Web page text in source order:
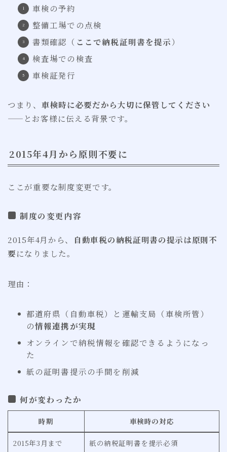
車検の予約
整備工場での点検
書類確認（ ここで納税証明書を提示）
検査場での検査
車検証発行
つまり、 車検時に必要だから大切に保管してください
——とお客様に伝える背景です。
2015年4月から原則不要に
ここが重要な制度変更です。
制度の変更内容
2015年4月から、
自動車税の納税証明書の提示は原則不
要になりました。
理由：
都道府県（自動車税）と運輸支局（車検所管）
の情報連携が実現
オンラインで納税情報を確認できるようになっ
た
紙の証明書提示の手間を削減
何が変わったか
時期 車検時の対応
2015年3月まで 紙の納税証明書を提示必須